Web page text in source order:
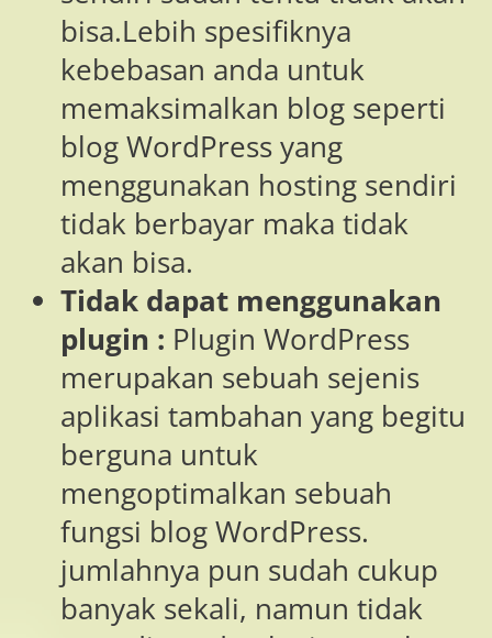
bisa.Lebih spesifiknya
kebebasan anda untuk
memaksimalkan blog seperti
blog WordPress yang
menggunakan hosting sendiri
tidak berbayar maka tidak
akan bisa.
Tidak dapat menggunakan
plugin : Plugin WordPress
merupakan sebuah sejenis
aplikasi tambahan yang begitu
berguna untuk
mengoptimalkan sebuah
fungsi blog WordPress.
jumlahnya pun sudah cukup
banyak sekali, namun tidak